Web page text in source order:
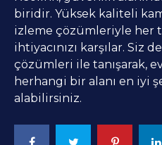
biridir. Yüksek kaliteli
izleme çözümleriyle her
ihtiyacınızı karşılar. Siz
çözümleri ile tanışarak,
herhangi bir alanı en iyi
alabilirsiniz.